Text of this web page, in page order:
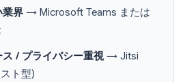
業界 → Microsoft Teams または
/ プライバシー重視→ Jitsi
ト型)